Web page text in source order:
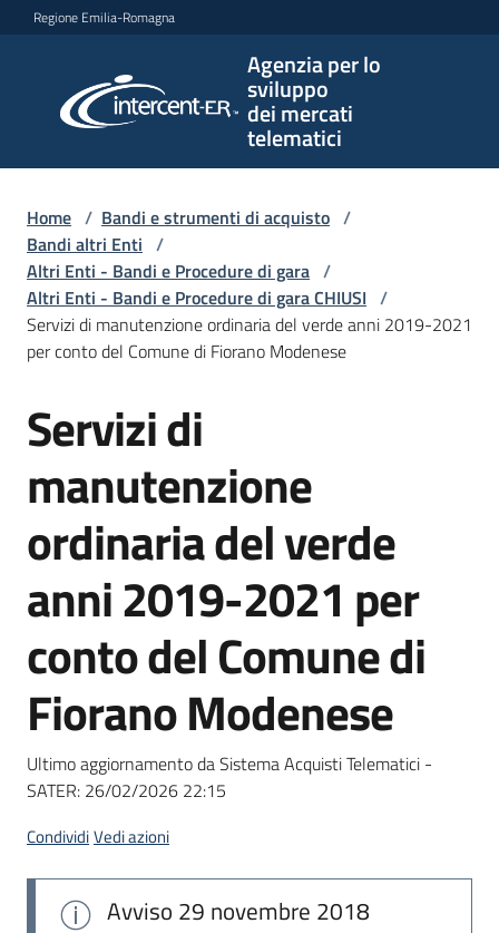
Vai al contenuto
Vai alla navigazione
Vai al footer
Regione Emilia-Romagna
Agenzia per lo
sviluppo
dei mercati
telematici
per lo
sviluppo
telematici
L'Agenzia
Bandi
e
di
Supporto
Piattaforme
telematiche
Home / Bandi e strumenti di acquisto /
Bandi altri Enti /
Altri Enti - Bandi e Procedure di gara /
Altri Enti - Bandi e Procedure di gara CHIUSI /
Servizi di manutenzione ordinaria del verde anni 2019-2021
per conto del Comune di Fiorano Modenese
Salta al contenuto
Servizi di
manutenzione
ordinaria del verde
anni 2019-2021 per
conto del Comune di
Fiorano Modenese
Ultimo aggiornamento da Sistema Acquisti Telematici -
SATER: 26/02/2026 22:15
CondividiVedi azioni
Avviso 29 novembre 2018